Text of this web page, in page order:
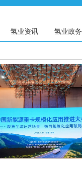
氢业资讯 氢业政务